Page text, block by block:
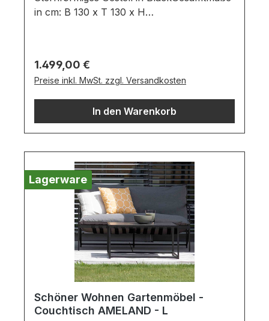
in cm: B 130 x T 130 x H
bestehend aus:Massiven Teakholz
TischplatteSternförmiges Aluminium-Gestell
in BlackWichtige Informationen:Melden sie
sich gerne bei unserem kompetenten
enthalten. Abbildung kann abweichen.
Regulärer Preis:
1.499,00 €
Preise inkl. MwSt. zzgl. Versandkosten
In den Warenkorb
Lagerware
Schöner Wohnen Gartenmöbel -
Couchtisch AMELAND - L